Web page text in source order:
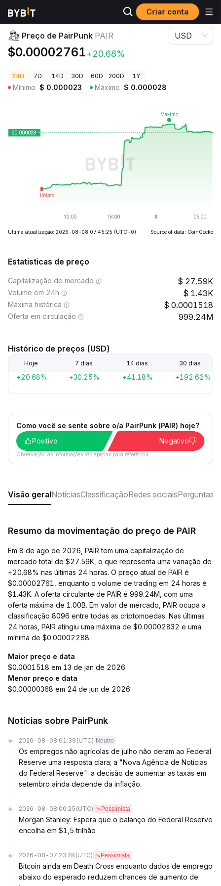
Criar conta
Preços de Criptomoedas Preço de PairPunk PAIR
Preço de PairPunk PAIR
$0.00002761+20.68%
USD
24H 7D 14D 30D 60D 200D 1Y
Mínimo $ 0.000023 Máximo $ 0.000028
Última atualização: 2026-08-08 07:45:25 (UTC+0) Source of data: CoinGecko
Estatisticas de preço
Capitalização de mercado 27.59K
Volume em 24h 1.43K
Máxima histórica 0.0001518
Oferta em circulação 999.24M
Histórico de preços (USD)
Hoje 7 dias 14 dias 30 dias
+20.68% +30.25% +41.18% +192.62%
Como você se sente sobre o/a PairPunk (PAIR) hoje?
Positivo
Negativo
Observação: as informações são apenas para referência.
Visão geralNotíciasClassificaçãoRedes sociaisPerguntas
Resumo da movimentação do preço de PAIR
Em 8 de ago de 2026, PAIR tem uma capitalização de
mercado total de $27.59K, o que representa uma variação de
+20.68% nas últimas 24 horas. O preço atual de PAIR é
$0.00002761, enquanto o volume de trading em 24 horas é
$1.43K. A oferta circulante de PAIR é 999.24M, com uma
oferta máxima de 1.00B. Em valor de mercado, PAIR ocupa a
classificação 8096 entre todas as criptomoedas. Nas últimas
24 horas, PAIR atingiu uma máxima de $0.00002832 e uma
mínima de $0.00002288.
Maior preço e data
$0.0001518 em 13 de jan de 2026
Menor preço e data
$0.00000368 em 24 de jun de 2026
Notícias sobre PairPunk
2026-08-08 01:39 (UTC) Neutro
Os empregos não agrícolas de julho não deram ao Federal
Reserve uma resposta clara; a "Nova Agência de Notícias
do Federal Reserve": a decisão de aumentar as taxas em
setembro ainda depende da inflação.
2026-08-08 00:25 (UTC) Pessimista
Morgan Stanley: Espera que o balanço do Federal Reserve
encolha em $1,5 trilhão
2026-08-07 23:28 (UTC) Pessimista
Bitcoin ainda em Death Cross enquanto dados de emprego
abaixo do esperado reduzem chances de aumento de